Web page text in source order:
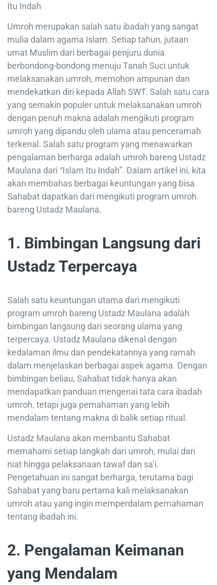
Itu Indah
Umroh merupakan salah satu ibadah yang sangat
mulia dalam agama Islam. Setiap tahun, jutaan
umat Muslim dari berbagai penjuru dunia
berbondong-bondong menuju Tanah Suci untuk
melaksanakan umroh, memohon ampunan dan
mendekatkan diri kepada Allah SWT. Salah satu cara
yang semakin populer untuk melaksanakan umroh
dengan penuh makna adalah mengikuti program
umroh yang dipandu oleh ulama atau penceramah
terkenal. Salah satu program yang menawarkan
pengalaman berharga adalah umroh bareng Ustadz
Maulana dari “Islam Itu Indah”. Dalam artikel ini, kita
akan membahas berbagai keuntungan yang bisa
Sahabat dapatkan dari mengikuti program umroh
bareng Ustadz Maulana.
1. Bimbingan Langsung dari
Ustadz Terpercaya
Salah satu keuntungan utama dari mengikuti
program umroh bareng Ustadz Maulana adalah
bimbingan langsung dari seorang ulama yang
terpercaya. Ustadz Maulana dikenal dengan
kedalaman ilmu dan pendekatannya yang ramah
dalam menjelaskan berbagai aspek agama. Dengan
bimbingan beliau, Sahabat tidak hanya akan
mendapatkan panduan mengenai tata cara ibadah
umroh, tetapi juga pemahaman yang lebih
mendalam tentang makna di balik setiap ritual.
Ustadz Maulana akan membantu Sahabat
memahami setiap langkah dari umroh, mulai dari
niat hingga pelaksanaan tawaf dan sa’i.
Pengetahuan ini sangat berharga, terutama bagi
Sahabat yang baru pertama kali melaksanakan
umroh atau yang ingin memperdalam pemahaman
tentang ibadah ini.
2. Pengalaman Keimanan
yang Mendalam